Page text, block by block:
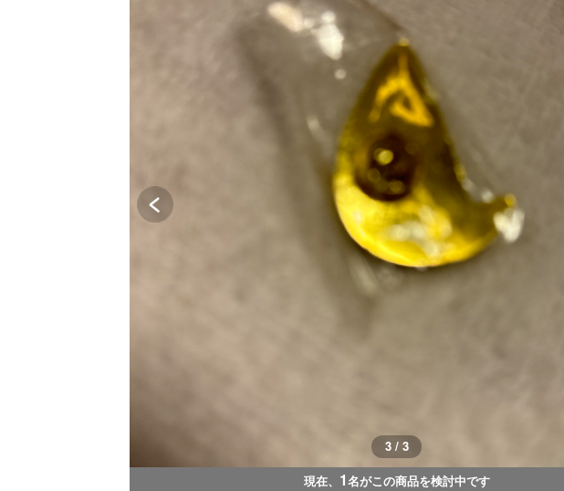
3 / 3
現在、 1名がこの商品を検討中です